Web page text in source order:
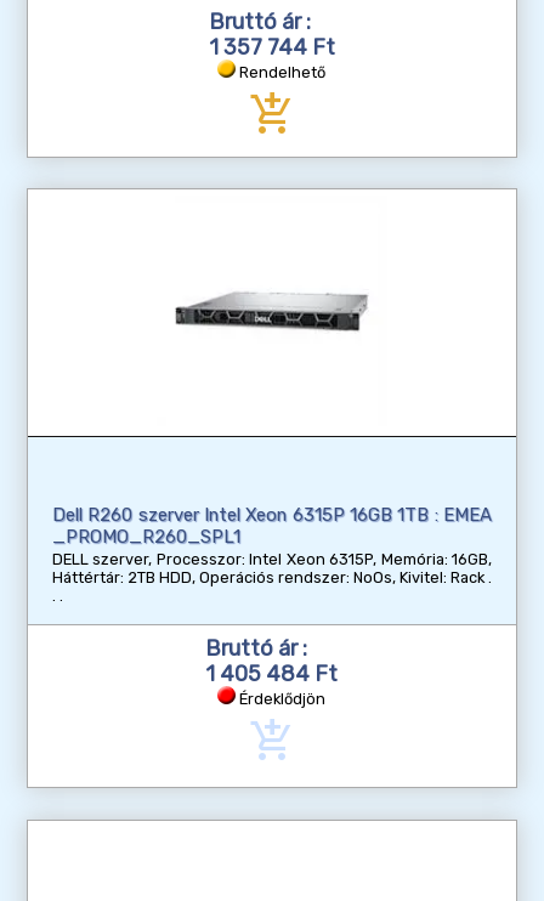
Bruttó ár :
1 357 744 Ft
Rendelhető
add_shopping_cart
Dell R260 szerver Intel Xeon 6315P 16GB 1TB : EMEA
_PROMO_R260_SPL1
DELL szerver, Processzor: Intel Xeon 6315P, Memória: 16GB,
Háttértár: 2TB HDD, Operációs rendszer: NoOs, Kivitel: Rack
Bruttó ár :
1 405 484 Ft
Érdeklődjön
add_shopping_cart